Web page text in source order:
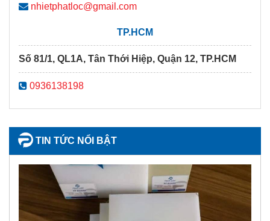
nhietphatloc@gmail.com
TP.HCM
Số 81/1, QL1A, Tân Thới Hiệp, Quận 12, TP.HCM
0936138198
TIN TỨC NỔI BẬT